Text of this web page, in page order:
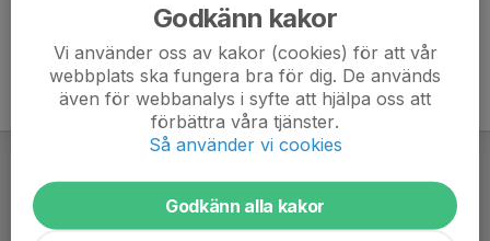
Godkänn kakor
Vi använder oss av kakor (cookies) för att vår
webbplats ska fungera bra för dig. De används
även för webbanalys i syfte att hjälpa oss att
förbättra våra tjänster.
Så använder vi cookies
Godkänn alla kakor